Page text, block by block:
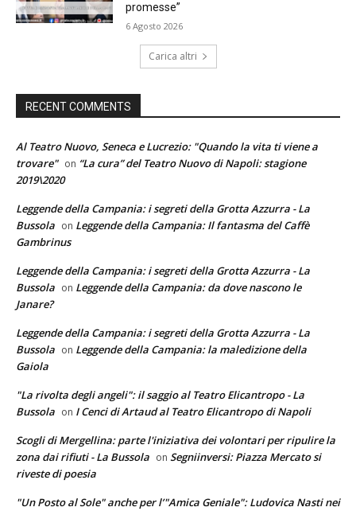
promesse”
6 Agosto 2026
Carica altri
RECENT COMMENTS
Al Teatro Nuovo, Seneca e Lucrezio: "Quando la vita ti viene a
trovare" on “La cura” del Teatro Nuovo di Napoli: stagione
2019\2020
Leggende della Campania: i segreti della Grotta Azzurra - La
Bussola on Leggende della Campania: Il fantasma del Caffè
Gambrinus
Leggende della Campania: i segreti della Grotta Azzurra - La
Bussola on Leggende della Campania: da dove nascono le
Janare?
Leggende della Campania: i segreti della Grotta Azzurra - La
Bussola on Leggende della Campania: la maledizione della
Gaiola
"La rivolta degli angeli": il saggio al Teatro Elicantropo - La
Bussola on I Cenci di Artaud al Teatro Elicantropo di Napoli
Scogli di Mergellina: parte l'iniziativa dei volontari per ripulire la
zona dai rifiuti - La Bussola on Segniinversi: Piazza Mercato si
riveste di poesia
"Un Posto al Sole" anche per l’"Amica Geniale": Ludovica Nasti nei